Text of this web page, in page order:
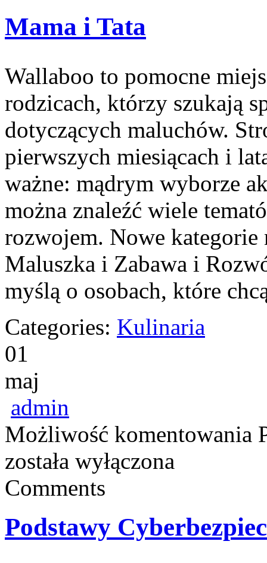
Mama i Tata
Wallaboo to pomocne
rodzicach, którzy szukają
dotyczących maluchów.
pierwszych miesiącach i
ważne: mądrym wyborze
można znaleźć wiele
rozwojem. Nowe
Maluszka i Zabawa i
myślą o osobach, które
Categories: Kulinaria
01
maj
admin
Możliwość komentowania
została wyłączona
Comments
Podstawy